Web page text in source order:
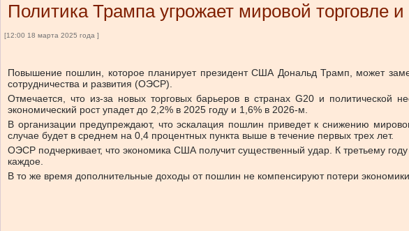
Политика Трампа угрожает мировой торговле и
[12:00 18 марта 2025 года ]
Повышение пошлин, которое планирует президент США Дональд Трамп, может
сотрудничества и развития (ОЭСР).
Отмечается, что из-за новых торговых барьеров в странах G20 и
экономический рост упадет до 2,2% в 2025 году и 1,6% в 2026-м.
В организации предупреждают, что эскалация пошлин приведет к снижению
случае будет в среднем на 0,4 процентных пункта выше в течение первых трех лет.
ОЭСР подчеркивает, что экономика США получит существенный удар. К третьему
каждое.
В то же время дополнительные доходы от пошлин не компенсируют потери